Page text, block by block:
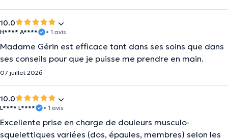
10.0
H**** A**** • 1 avis
Madame Gérin est efficace tant dans ses soins que dans
ses conseils pour que je puisse me prendre en main.
07 juillet 2026
10.0
L**** L**** • 1 avis
Excellente prise en charge de douleurs musculo-
squelettiques variées (dos, épaules, membres) selon les